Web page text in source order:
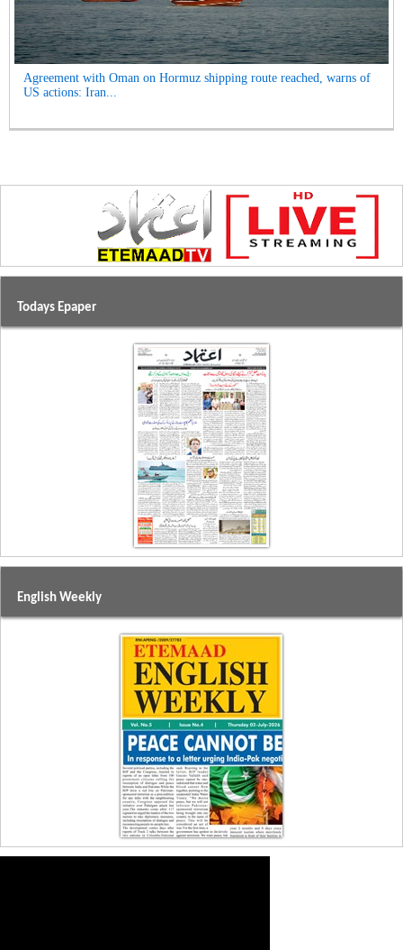
Agreement with Oman on Hormuz shipping route reached, warns of
US actions: Iran...
Todays Epaper
English Weekly